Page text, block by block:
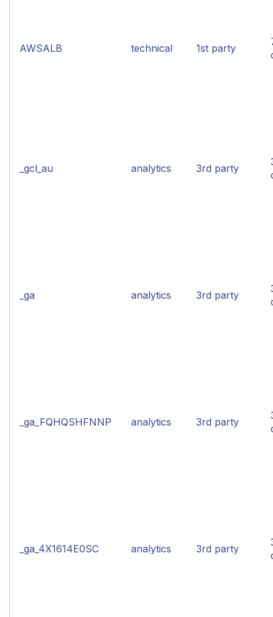
AWSALB technical 1st party
_gcl_au analytics 3rd party
_ga analytics 3rd party
_ga_FQHQSHFNNP analytics 3rd party
_ga_4X1614E0SC analytics 3rd party